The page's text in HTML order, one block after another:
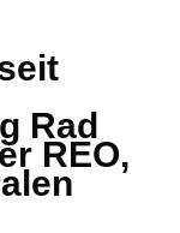
Rad
REO,